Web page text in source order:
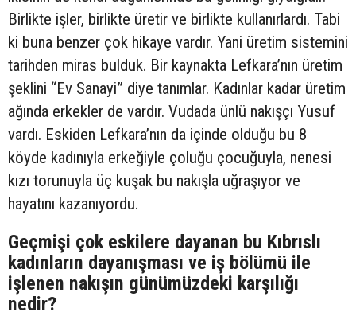
Birlikte işler, birlikte üretir ve birlikte kullanırlardı. Tabi
ki buna benzer çok hikaye vardır. Yani üretim sistemini
tarihden miras bulduk. Bir kaynakta Lefkara’nın üretim
şeklini “Ev Sanayi” diye tanımlar. Kadınlar kadar üretim
ağında erkekler de vardır. Vudada ünlü nakışçı Yusuf
vardı. Eskiden Lefkara’nın da içinde olduğu bu 8
köyde kadınıyla erkeğiyle çoluğu çocuğuyla, nenesi
kızı torunuyla üç kuşak bu nakışla uğraşıyor ve
hayatını kazanıyordu.
Geçmişi çok eskilere dayanan bu Kıbrıslı
kadınların dayanışması ve iş bölümü ile
işlenen nakışın günümüzdeki karşılığı
nedir?